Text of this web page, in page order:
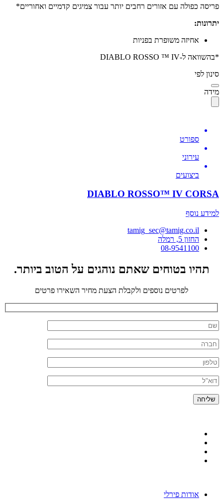
פריסה כפולה עם אזורים רחבים יותר עבור צמיגים קדמיים ואחוריים*
יתרונות:
אחיזה משופרת בפניות
*בהשוואה ל-DIABLO ROSSO ™ IV
סינון לפי
מידה
ספורט
עירוני
ביצועים
DIABLO ROSSO™ IV CORSA
למידע נוסף
tamig_sec@tamig.co.il
החזון 5, רמלה
08-9541100
תהיו בטוחים שאתם נוהגים על הטוב ביותר.
לפרטים נוספים ולקבלת הצעת מחיר השאירו פרטים
אודות פירלי